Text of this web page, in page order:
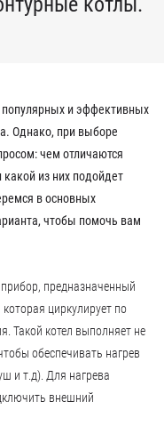
и эффективных
Однако, при выборе
чем отличаются
из них подойдет
в основных
чтобы помочь вам
предназначенный
циркулирует по
Такой котел выполняет не
обеспечивать нагрев
и т.д). Для нагрева
внешний